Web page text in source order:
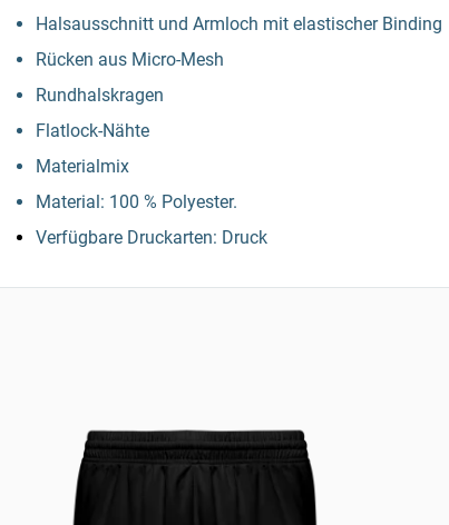
Halsausschnitt und Armloch mit elastischer Binding
Rücken aus Micro-Mesh
Rundhalskragen
Flatlock-Nähte
Materialmix
Material: 100 % Polyester.
Verfügbare Druckarten: Druck